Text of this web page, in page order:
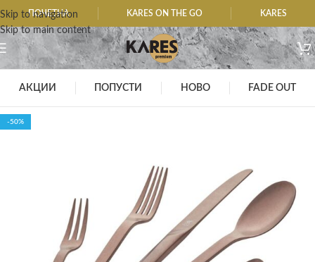
Skip to navigation
Skip to main content
ПОЧЕТНА KARES ON THE GO KARES
АКЦИИ ПОПУСТИ НОВО FADE OUT
-50%